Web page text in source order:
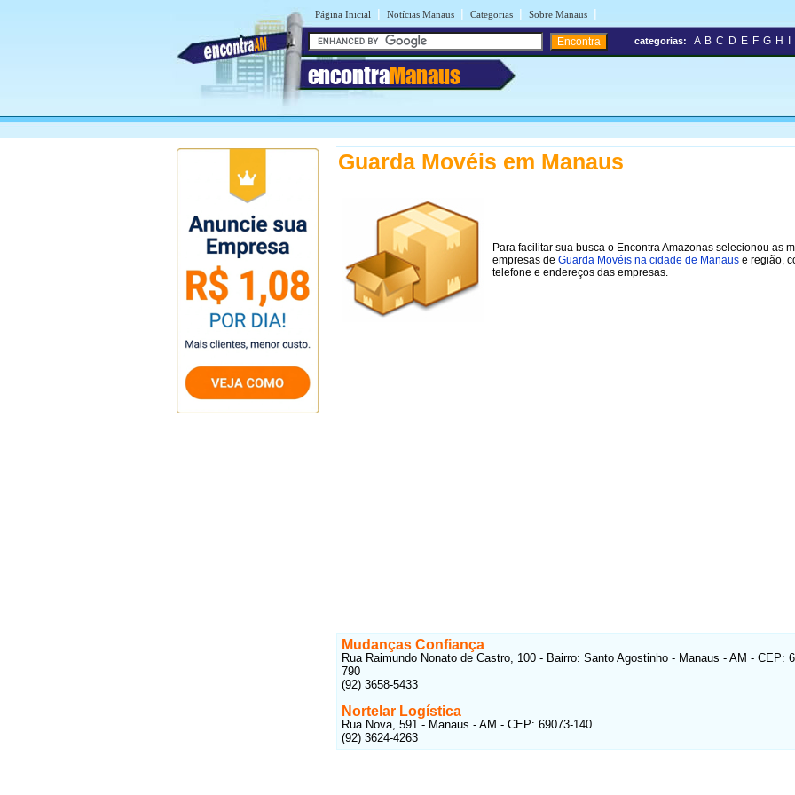
Página Inicial | Notícias Manaus | Categorias | Sobre Manaus |
encontraManaus
categorias: A B C D E F G H
Guarda Movéis em Manaus
Para facilitar sua busca o Encontra Amazonas selecionou as
empresas de Guarda Movéis na cidade de Manaus e região,
telefone e endereços das empresas.
Mudanças Confiança
Rua Raimundo Nonato de Castro, 100 - Bairro: Santo Agostinho - Manaus - AM - CEP:
790
(92) 3658-5433
Nortelar Logística
Rua Nova, 591 - Manaus - AM - CEP: 69073-140
(92) 3624-4263